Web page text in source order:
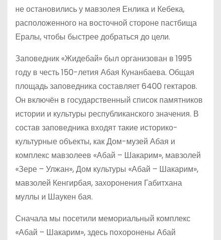
не остановились у мавзолея Енлика и Кебека,
расположенного на восточной стороне пастбища
Ералы, чтобы быстрее добраться до цели.
Заповедник «Жидебай» был организован в 1995
году в честь 150-летия Абая Кунанбаева. Общая
площадь заповедника составляет 6400 гектаров.
Он включён в государственный список памятников
истории и культуры республиканского значения. В
состав заповедника входят такие историко-
культурные объекты, как Дом-музей Абая и
комплекс мавзолеев «Абай – Шакарим», мавзолей
«Зере – Улжан», Дом культуры «Абай – Шакарим»,
мавзолей Кенгирбая, захоронения Габитхана
муллы и Шаукен бая.
Сначала мы посетили мемориальный комплекс
«Абай – Шакарим», здесь похоронены Абай